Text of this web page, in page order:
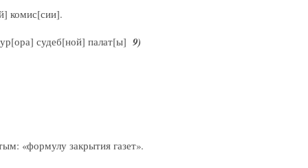
комис[сии].
судеб[ной] палат[ы] 9)
«формулу закрытия газет».